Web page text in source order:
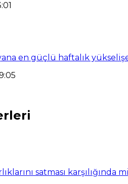
en güçlü haftalık
satması